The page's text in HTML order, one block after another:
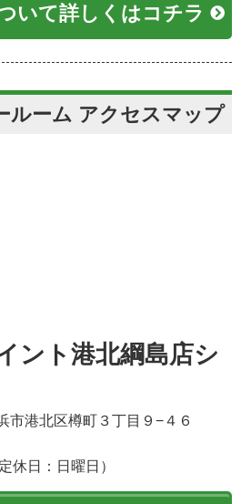
いて詳しくはコチラ
ルーム アクセスマップ
ント港北綱島店シ
市港北区樽町３丁目９−４６
休日：日曜日）